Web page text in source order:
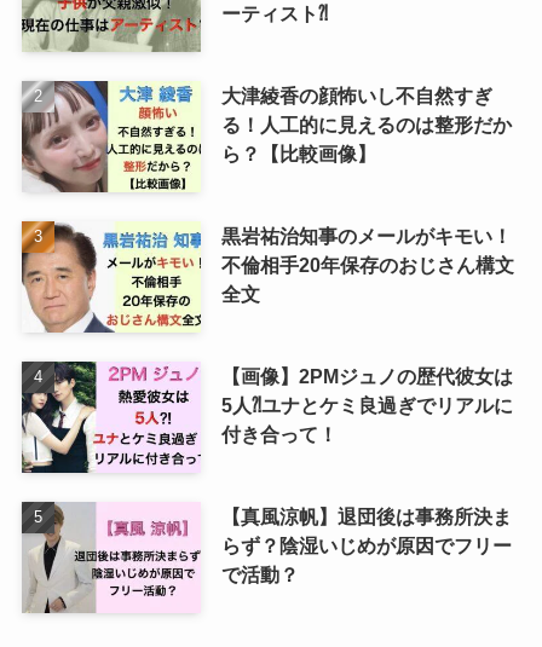
ーティスト⁈
大津綾香の顔怖いし不自然すぎ
る！人工的に見えるのは整形だか
ら？【比較画像】
黒岩祐治知事のメールがキモい！
不倫相手20年保存のおじさん構文
全文
【画像】2PMジュノの歴代彼女は
5人⁈ユナとケミ良過ぎでリアルに
付き合って！
【真風涼帆】退団後は事務所決ま
らず？陰湿いじめが原因でフリー
で活動？